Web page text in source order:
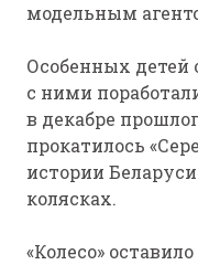
модельным
Особенных детей
с ними
в декабре
прокатилось
истории
колясках.
«Колесо»